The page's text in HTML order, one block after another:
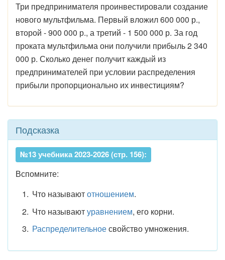
Три предпринимателя проинвестировали создание
нового мультфильма. Первый вложил 600 000 р.,
второй - 900 000 р., а третий - 1 500 000 р. За год
проката мультфильма они получили прибыль 2 340
000 р. Сколько денег получит каждый из
предпринимателей при условии распределения
прибыли пропорционально их инвестициям?
Подсказка
№13 учебника 2023-2026 (стр. 156):
Вспомните:
Что называютотношением.
Что называютуравнением, его корни.
Распределительноесвойство умножения.